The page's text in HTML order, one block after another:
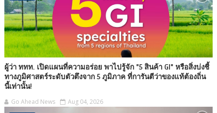
ผู้ว่า ททท. เปิดแผนที่ความอร่อย พาไปรู้จัก "5 สินค้า GI" หรือสิ่งบ่งชี้
ทางภูมิศาสตร์ระดับตัวตึงจาก 5 ภูมิภาค ที่การันตีว่าของแท้ต้องถิ่น
นี้เท่านั้น!
Go Ahead News Aug 04, 2026